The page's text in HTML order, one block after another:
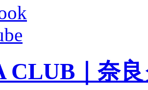
ップチーム
ップチームスタッフ
ススクール
ィアチーム「volundeer」